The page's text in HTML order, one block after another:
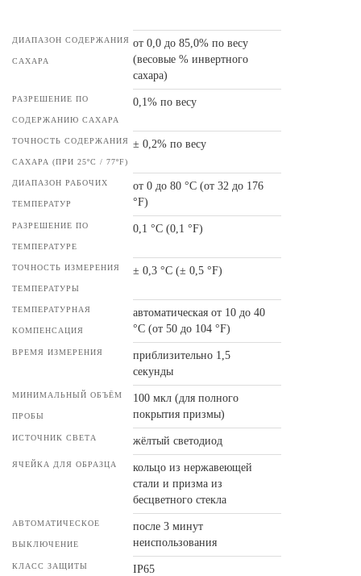
ДИАПАЗОН СОДЕРЖАНИЯ
САХАРА
от 0,0 до 85,0% по весу
(весовые % инвертного
сахара)
РАЗРЕШЕНИЕ ПО
СОДЕРЖАНИЮ САХАРА
0,1% по весу
ТОЧНОСТЬ СОДЕРЖАНИЯ
САХАРА (ПРИ 25ºC / 77ºF)
± 0,2% по весу
ДИАПАЗОН РАБОЧИХ
ТЕМПЕРАТУР
от 0 до 80 °C (от 32 до 176
°F)
РАЗРЕШЕНИЕ ПО
ТЕМПЕРАТУРЕ
0,1 °С (0,1 °F)
ТОЧНОСТЬ ИЗМЕРЕНИЯ
ТЕМПЕРАТУРЫ
± 0,3 °С (± 0,5 °F)
ТЕМПЕРАТУРНАЯ
КОМПЕНСАЦИЯ
автоматическая от 10 до 40
°C (от 50 до 104 °F)
ВРЕМЯ ИЗМЕРЕНИЯ
приблизительно 1,5
секунды
МИНИМАЛЬНЫЙ ОБЪЁМ
ПРОБЫ
100 мкл (для полного
покрытия призмы)
ИСТОЧНИК СВЕТА жёлтый светодиод
ЯЧЕЙКА ДЛЯ ОБРАЗЦА
кольцо из нержавеющей
стали и призма из
бесцветного стекла
АВТОМАТИЧЕСКОЕ
ВЫКЛЮЧЕНИЕ
после 3 минут
неиспользования
КЛАСС ЗАЩИТЫ IP65